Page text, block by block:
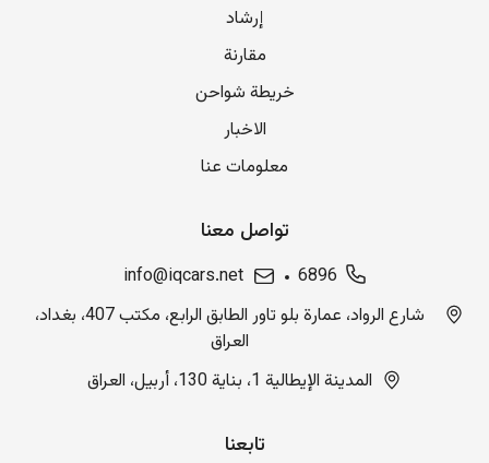
إرشاد
مقارنة
خريطة شواحن
الاخبار
معلومات عنا
تواصل معنا
6896
info@iqcars.net
شارع الرواد، عمارة بلو تاور الطابق الرابع، مكتب 407، بغداد،
العراق
المدينة الإيطالية 1، بناية 130، أربيل، العراق
تابعنا